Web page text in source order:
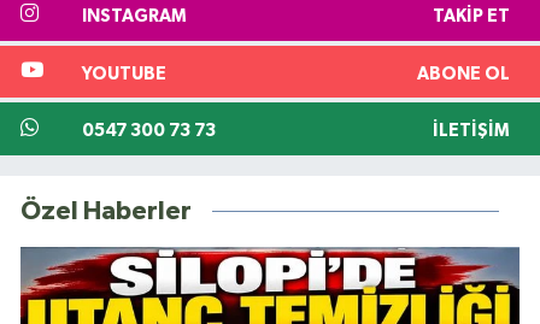
INSTAGRAM TAKIP ET
YOUTUBE ABONE OL
0547 300 73 73 İLETIŞIM
Özel Haberler